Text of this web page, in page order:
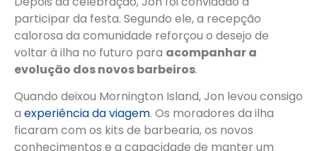
participar da festa. Segundo ele, a recepção
calorosa da comunidade reforçou o desejo de
voltar à ilha no futuro para acompanhar a
evolução dos novos barbeiros.
Quando deixou Mornington Island, Jon levou consigo
a experiência da viagem. Os moradores da ilha
ficaram com os kits de barbearia, os novos
conhecimentos e a capacidade de manter um